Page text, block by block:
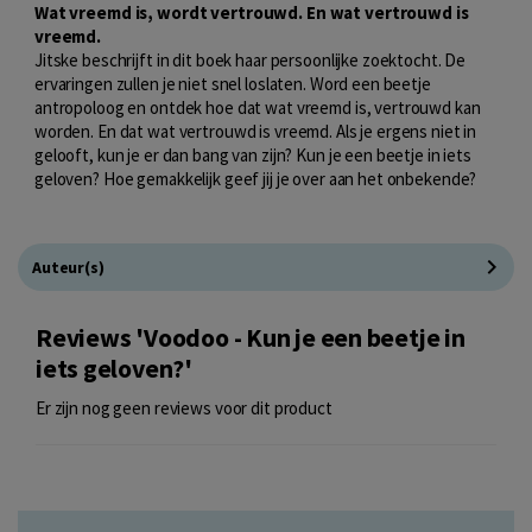
Wat vreemd is, wordt vertrouwd. En wat vertrouwd is
vreemd.
Jitske beschrijft in dit boek haar persoonlijke zoektocht. De
ervaringen zullen je niet snel loslaten. Word een beetje
antropoloog en ontdek hoe dat wat vreemd is, vertrouwd kan
worden. En dat wat vertrouwd is vreemd. Als je ergens niet in
gelooft, kun je er dan bang van zijn? Kun je een beetje in iets
geloven? Hoe gemakkelijk geef jij je over aan het onbekende?
Auteur(s)
Reviews 'Voodoo - Kun je een beetje in
iets geloven?'
Er zijn nog geen reviews voor dit product